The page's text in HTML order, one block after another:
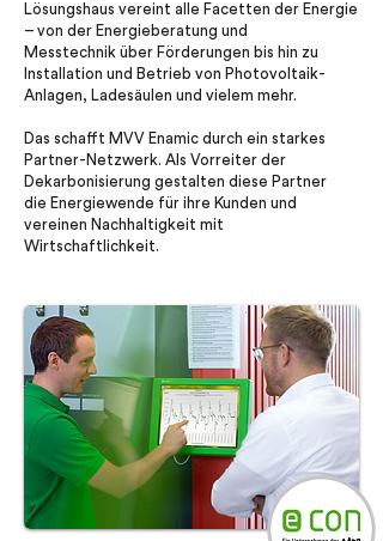
Lösungshaus vereint alle Facetten der Energie
– von der Energieberatung und
Messtechnik über Förderungen bis hin zu
Installation und Betrieb von Photovoltaik-
Anlagen, Ladesäulen und vielem mehr.
Das schafft MVV Enamic durch ein starkes
Partner-Netzwerk. Als Vorreiter der
Dekarbonisierung gestalten diese Partner
die Energiewende für ihre Kunden und
vereinen Nachhaltigkeit mit
Wirtschaftlichkeit.